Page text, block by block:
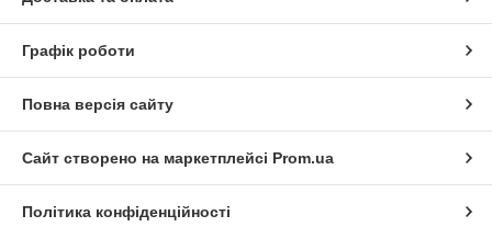
Графік роботи
Повна версія сайту
Сайт створено на маркетплейсі Prom.ua
Політика конфіденційності